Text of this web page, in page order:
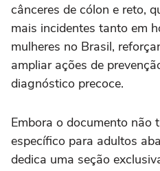
cânceres de cólon e reto,
mais incidentes tanto em
mulheres no Brasil,
ampliar ações de
diagnóstico precoce.
Embora o documento não
específico para adultos
dedica uma seção